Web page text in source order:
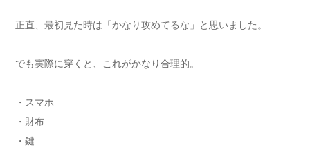
正直、最初見た時は「かなり攻めてるな」と思いました。
でも実際に穿くと、これがかなり合理的。
・スマホ
・財布
・鍵